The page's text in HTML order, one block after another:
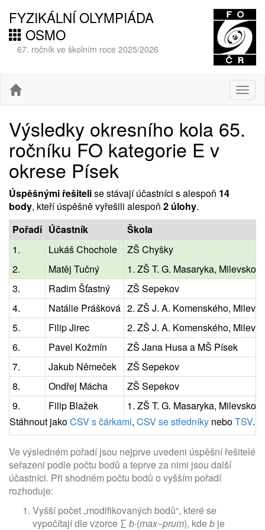
FYZIKÁLNÍ OLYMPIÁDA
OSMO
67. ročník ve školním roce 2025/2026
Výsledky okresního kola 65.
ročníku FO kategorie E v
okrese Písek
Úspěšnými řešitelise stávají účastníci s alespoň 14
body, kteří úspěšně vyřešili alespoň 2 úlohy.
Pořadí Účastník
Škola
1.
Lukáš Chochole
ZŠ Chyšky
2.
Matěj Tučný
1. ZŠ T. G. Masaryka, Milevsko
3.
Radim Šťastný
ZŠ Sepekov
4.
Natálie Prášková 2. ZŠ J. A. Komenského,
5.
Filip Jirec
2. ZŠ J. A. Komenského,
6.
Pavel Kožmín
ZŠ Jana Husa a MŠ Písek
7.
Jakub Němeček
ZŠ Sepekov
8.
Ondřej Mácha
ZŠ Sepekov
9.
Filip Blažek
1. ZŠ T. G. Masaryka, Milevsko
Stáhnout jakoCSV s čárkami, CSV se středníky neboTSV.
Ve výsledném pořadí jsou nejprve uvedeni úspěšní řešitelé
seřazeni podle počtu bodů a teprve za nimi jsou další
účastníci. Při shodném počtu bodů o vyšším pořadí
rozhoduje:
Vyšší počet „modifikovaných bodů“, které se
vypočítají dle vzorce ∑ b·(max−prum), kdeb je